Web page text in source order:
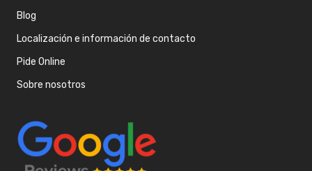
Blog
Localización e información de contacto
Pide Online
Sobre nosotros